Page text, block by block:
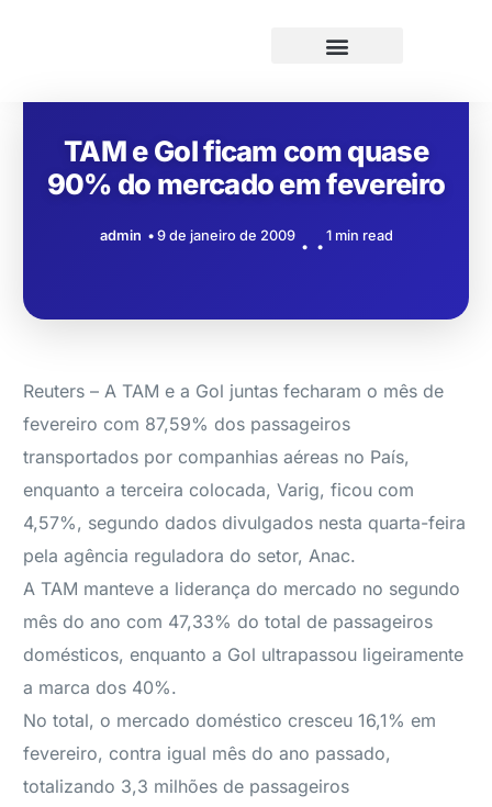
TAM e Gol ficam com quase
90% do mercado em fevereiro
admin 9 de janeiro de 2009 1 min read
Reuters – A TAM e a Gol juntas fecharam o mês de
fevereiro com 87,59% dos passageiros
transportados por companhias aéreas no País,
enquanto a terceira colocada, Varig, ficou com
4,57%, segundo dados divulgados nesta quarta-feira
pela agência reguladora do setor, Anac.
A TAM manteve a liderança do mercado no segundo
mês do ano com 47,33% do total de passageiros
domésticos, enquanto a Gol ultrapassou ligeiramente
a marca dos 40%.
No total, o mercado doméstico cresceu 16,1% em
fevereiro, contra igual mês do ano passado,
totalizando 3,3 milhões de passageiros